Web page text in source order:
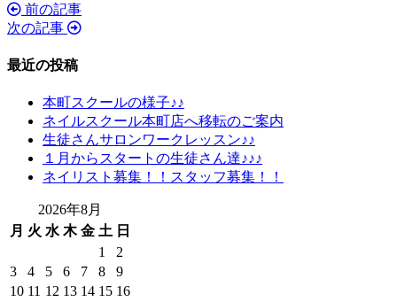
投
稿
ナ
ン
前の記事
次の記事
最近の投稿
本町スクールの様子♪♪
ネイルスクール本町店へ移転のご案内
生徒さんサロンワークレッスン♪♪
１月からスタートの生徒さん達♪♪♪
ネイリスト募集！！スタッフ募集！！
2026年8月
月 火 水 木 金 土 日
1
2
3
4 5 6 7 8
9
10 11 12 13 14 15 16